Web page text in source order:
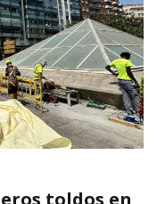
toldos en